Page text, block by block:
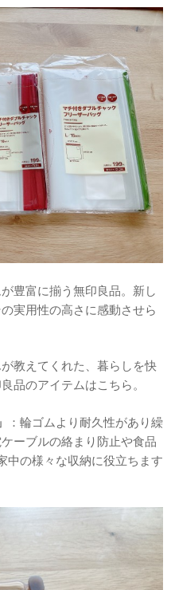
豊富に揃う無印良品。新し
実用性の高さに感動させら
が教えてくれた、暮らしを快
品のアイテムはこちら。
：輪ゴムより耐久性があり繰
ーブルの絡まり防止や食品
中の様々な収納に役立ちます